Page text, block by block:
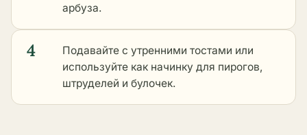
арбуза.
4
Подавайте с утренними тостами или
используйте как начинку для пирогов,
штруделей и булочек.